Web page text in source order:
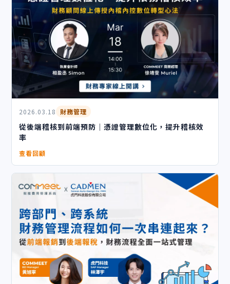
2026.03.18 財務管理
從後端稽核到前端預防｜憑證管理數位化，提升稽核效
率
查看回顧